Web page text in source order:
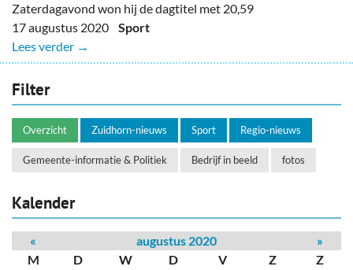
Zaterdagavond won hij de dagtitel met 20,59
17 augustus 2020 Sport
Lees verder →
Filter
Overzicht Zuidhorn-nieuws Sport Regio-nieuws
Gemeente-informatie & Politiek Bedrijf in beeld fotos
Kalender
« augustus 2020
»
M
D W D V Z
Z